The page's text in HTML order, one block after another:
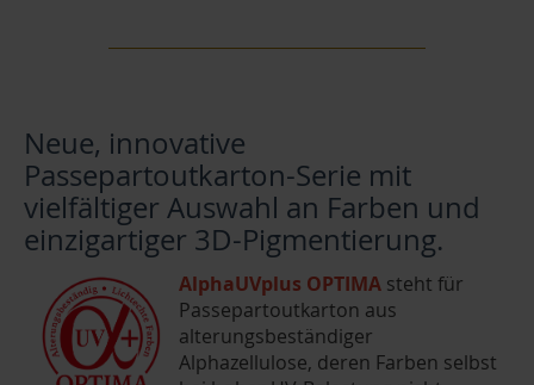
Neue, innovative
Passepartoutkarton-Serie mit
vielfältiger Auswahl an Farben und
einzigartiger 3D-Pigmentierung.
AlphaUVplus OPTIMA steht für
Passepartoutkarton aus
alterungsbeständiger
Alphazellulose, deren Farben selbst